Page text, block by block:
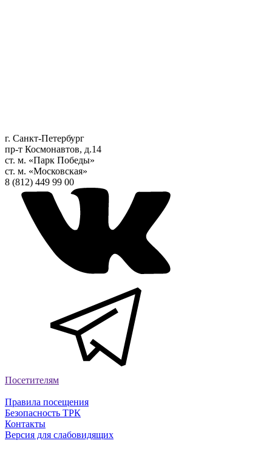
г. Санкт-Петербург
пр-т Космонавтов, д.14
ст. м. «Парк Победы»
ст. м. «Московская»
8 (812) 449 99 00
Посетителям
Правила посещения
Безопасность ТРК
Контакты
Версия для слабовидящих